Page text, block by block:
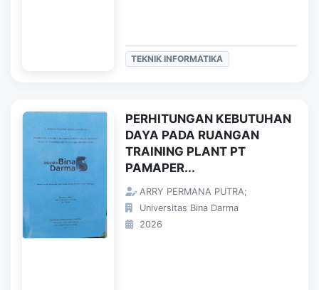
TEKNIK INFORMATIKA
PERHITUNGAN KEBUTUHAN
DAYA PADA RUANGAN
TRAINING PLANT PT
PAMAPER...
ARRY PERMANA PUTRA;
Universitas Bina Darma
2026